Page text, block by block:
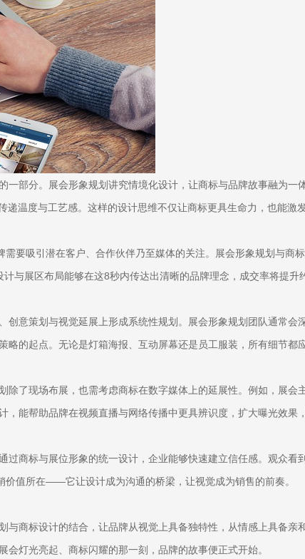
部分。展会形象规划讲究情境化设计，让商标与品牌故事融为
温度与工艺感。这样的设计思维不仅让商标更具生命力，也能激
要吸引潜在客户、合作伙伴乃至媒体的关注。展会形象规划与商
与展区布局能够在这8秒内传达出清晰的品牌理念，成交率将提升
意策划与视觉延展上形成系统性规划。展会形象规划团队通常
的起点。无论是灯箱海报、互动屏幕还是员工服装，所有细节都
了现场布展，也需考虑商标在数字媒体上的延展性。例如，展
能帮助品牌在视频直播与网络传播中更具辨识度，扩大曝光效果
商标与展位形象的统一设计，企业能够快速建立信任感。观众
价值所在——它让设计成为沟通的桥梁，让视觉成为销售的前奏。
商标设计的结合，让品牌从视觉上具备独特性，从情感上具备
灯光亮起、商标闪耀的那一刻，品牌的故事便正式开始。